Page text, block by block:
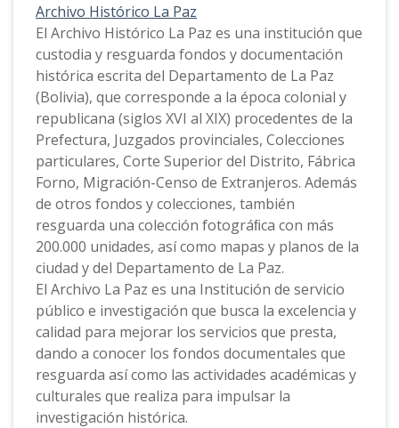
Archivo Histórico La Paz
El Archivo Histórico La Paz es una institución que
custodia y resguarda fondos y documentación
histórica escrita del Departamento de La Paz
(Bolivia), que corresponde a la época colonial y
republicana (siglos XVI al XIX) procedentes de la
Prefectura, Juzgados provinciales, Colecciones
particulares, Corte Superior del Distrito, Fábrica
Forno, Migración-Censo de Extranjeros. Además
de otros fondos y colecciones, también
resguarda una colección fotográﬁca con más
200.000 unidades, así como mapas y planos de la
ciudad y del Departamento de La Paz.
El Archivo La Paz es una Institución de servicio
público e investigación que busca la excelencia y
calidad para mejorar los servicios que presta,
dando a conocer los fondos documentales que
resguarda así como las actividades académicas y
culturales que realiza para impulsar la
investigación histórica.